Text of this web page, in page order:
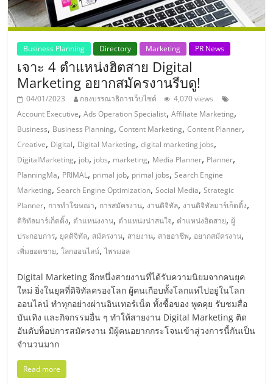
ร้าน
ปรึกษา
บริการ
พัฒนา
ระบบ
แฟ
รน
ไชส์"
Business Planning Directory Marketing PR News
เจาะ 4 ตำแหน่งฮิตสาย Digital
Marketing อยากสมัครงานรีบดู!
04/01/2023 กองบรรณาธิการเว็บไซต์
4,070 views
Account Executive,Ads Operation Specialist,Affiliate Marketing,
Business, Business Planning,Content Marketing,Content Planner,
Creative, Digital, Digital Marketing,digital marketing jobs,
DigitalMarketing, job, jobs, marketing, Media Planner, Planner,
PlanningMa, PRIMAL, primal job, primal jobs,Search Engine
Marketing,Search Engine Optimization,Social Media,Strategic
Planner, การทำโฆษณา, การสมัครงาน, งานดิจิทัล, งานดิจิทัลมาร์เก็ตติ้ง,
ดิจิทัลมาร์เก็ตติ้ง, ตำแหน่งงาน, ตำแหน่งน่าสนใจ, ตำแหน่งฮิตสาย,ผู้
ประกอบการ, ยุคดิจิทัล, สมัครงาน, สายงาน, สายอาชีพ, อยากสมัครงาน,
เพิ่มยอดขาย,โลกออนไลน์,ไพรมอล
Digital Marketing อีกหนึ่งสายงานที่ได้รับความนิยมจากคนยุค
ใหม่ ยิ่งในยุคที่ดิจิทัลครองโลก ผู้คนเกือบทั้งโลกแห่ไปอยู่ในโลก
ออนไลน์ ทำทุกอย่างผ่านอินเทอร์เน็ต ทั้งซื้อของ พูดคุย รับชมสื่อ
บันเทิง และกิจกรรมอื่น ๆ ทำให้สายงาน Digital Marketing ติด
อันดับท็อปการสมัครงาน มีผู้คนอยากกระโจนเข้าสู่วงการนี้กันเป็น
จำนวนมาก
Read more